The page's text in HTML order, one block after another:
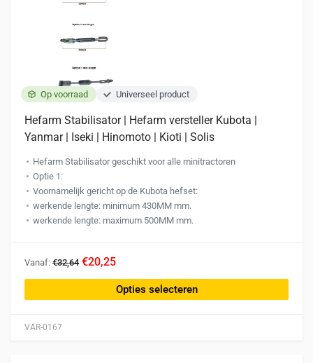
productpagina
Op voorraad Universeel product
VAR-0167
Hefarm Stabilisator | Hefarm versteller Kubota |
Yanmar | Iseki | Hinomoto | Kioti | Solis
Hefarm Stabilisator geschikt voor alle minitractoren
Optie 1:
Voornamelijk gericht op de Kubota hefset:
werkende lengte: minimum 430MM mm.
werkende lengte: maximum 500MM mm.
Vanaf: €32,64 €20,25
Opties selecteren
product
heeft
meerdere
Deze